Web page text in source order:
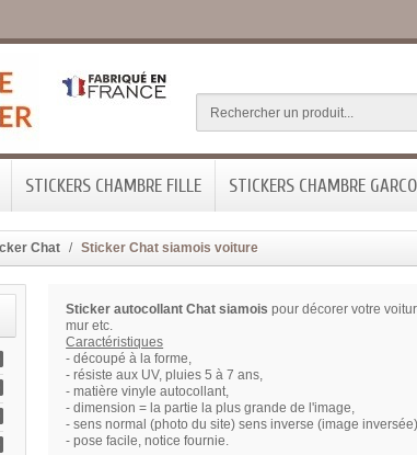
STICKERS CHAMBRE FILLE STICKERS CHAMBRE
Chat Sticker Chat siamois voiture
Sticker autocollant Chat siamoispour décorer votre
mur etc.
Caractéristiques
- découpé à la forme,
- résiste aux UV, pluies 5 à 7 ans,
- matière vinyle autocollant,
- dimension = la partie la plus grande de l'image,
- sens normal (photo du site) sens inverse (image
- pose facile, notice fournie.